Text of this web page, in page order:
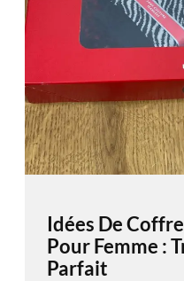
Idées De
Pour Femme :
Parfait